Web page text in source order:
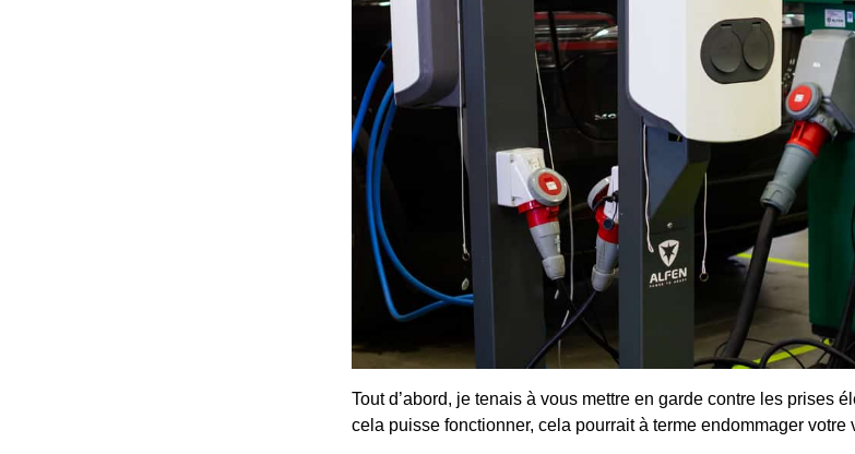
Tout d’abord, je tenais à vous mettre en garde contre les prises
cela puisse fonctionner, cela pourrait à terme endommager votre